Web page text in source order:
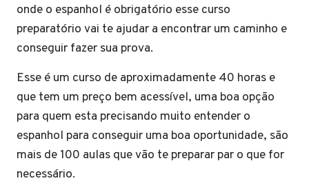
onde o espanhol é obrigatório esse curso
preparatório vai te ajudar a encontrar um caminho e
conseguir fazer sua prova.
Esse é um curso de aproximadamente 40 horas e
que tem um preço bem acessível, uma boa opção
para quem esta precisando muito entender o
espanhol para conseguir uma boa oportunidade, são
mais de 100 aulas que vão te preparar par o que for
necessário.